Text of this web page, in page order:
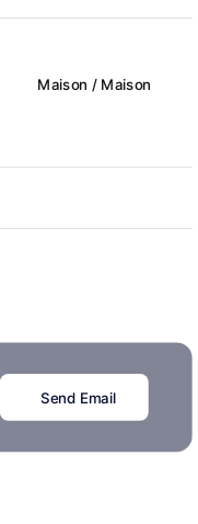
Maison / Maison
Send Email